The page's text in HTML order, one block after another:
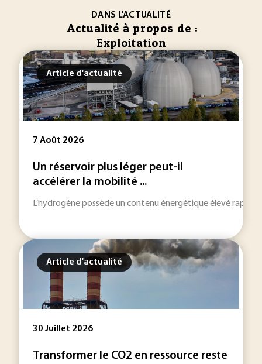
DANS L'ACTUALITÉ
Actualité à propos de :
Exploitation
Article d'actualité
7 Août 2026
Un réservoir plus léger peut-il
accélérer la mobilité ...
L’hydrogène possède un contenu énergétique élevé
Article d'actualité
30 Juillet 2026
Transformer le CO2 en ressource reste